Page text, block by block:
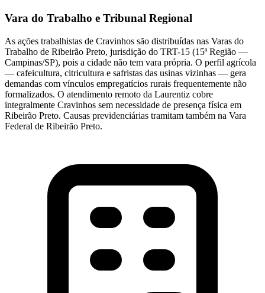
Vara do Trabalho e Tribunal Regional
As ações trabalhistas de Cravinhos são distribuídas nas Varas do
Trabalho de Ribeirão Preto, jurisdição do TRT-15 (15ª Região —
Campinas/SP), pois a cidade não tem vara própria. O perfil agrícola
— cafeicultura, citricultura e safristas das usinas vizinhas — gera
demandas com vínculos empregatícios rurais frequentemente não
formalizados. O atendimento remoto da Laurentiz cobre
integralmente Cravinhos sem necessidade de presença física em
Ribeirão Preto. Causas previdenciárias tramitam também na Vara
Federal de Ribeirão Preto.